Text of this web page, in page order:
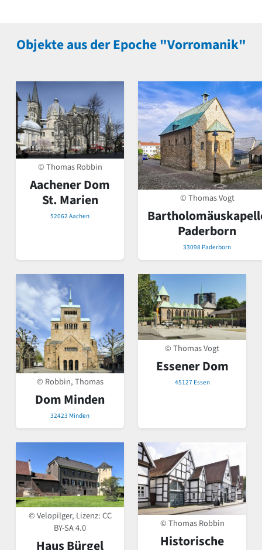
Objekte aus der Epoche "Vorromanik"
© Thomas Robbin
Aachener Dom
St. Marien
52062 Aachen
© Thomas Vogt
Paderborn
33098 Paderborn
© Robbin, Thomas
Dom Minden
32423 Minden
© Thomas Vogt
Essener Dom
45127 Essen
© Velopilger, Lizenz:CC
BY-SA 4.0
Haus Bürgel
© Thomas Robbin
Historische